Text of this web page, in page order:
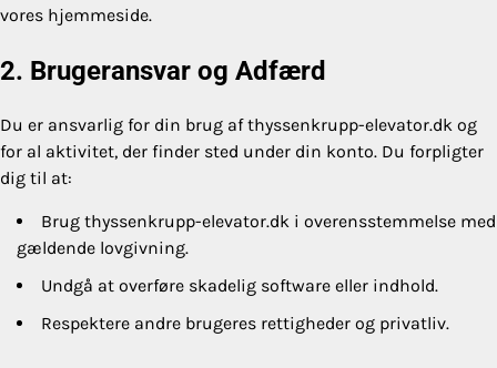
vores hjemmeside.
2. Brugeransvar og Adfærd
Du er ansvarlig for din brug af thyssenkrupp-elevator.dk og
for al aktivitet, der finder sted under din konto. Du forpligter
dig til at:
Brug thyssenkrupp-elevator.dk i overensstemmelse med
gældende lovgivning.
Undgå at overføre skadelig software eller indhold.
Respektere andre brugeres rettigheder og privatliv.